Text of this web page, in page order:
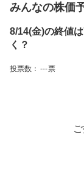
みんなの株価
8/14(金)の終値
く？
投票数： ---票